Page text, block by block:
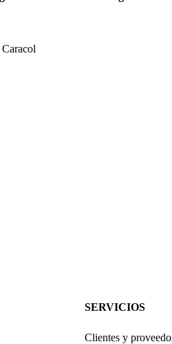
SERVICIOS
Clientes y